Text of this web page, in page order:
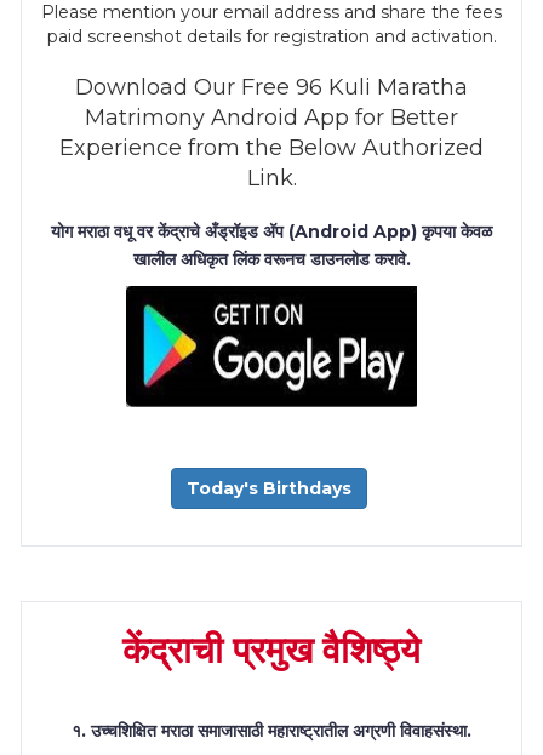
Please mention your email address and share the fees
paid screenshot details for registration and activation.
Download Our Free 96 Kuli Maratha
Matrimony Android App for Better
Experience from the Below Authorized
Link.
योग मराठा वधू वर केंद्राचे अँड्रॉइड अ‍ॅप (Android App) कृपया केवळ
खालील अधिकृत लिंक वरूनच डाउनलोड करावे.
Today's Birthdays
केंद्राची प्रमुख वैशिष्ठ्ये
१. उच्चशिक्षित मराठा समाजासाठी महाराष्ट्रातील अग्रणी विवाहसंस्था.